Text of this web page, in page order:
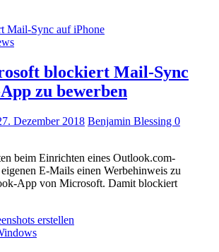
blockiert Mail-Sync
zu bewerben
Dezember 2018 Benjamin Blessing 0
beim Einrichten eines Outlook.com-
E-Mails einen Werbehinweis zu
App von Microsoft. Damit blockiert